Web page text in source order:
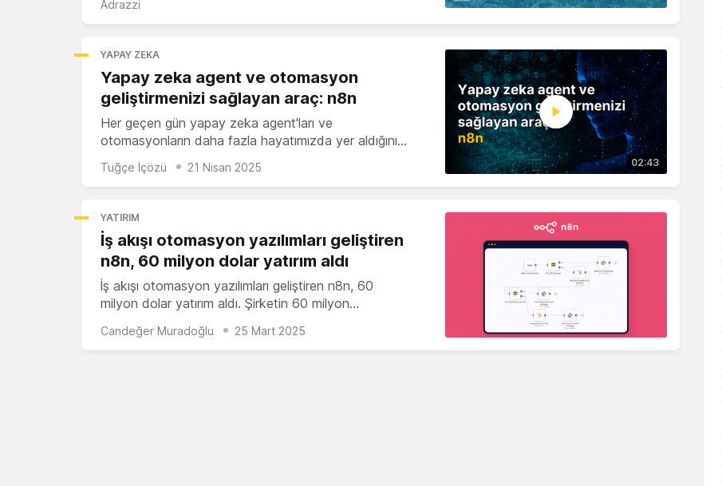
Adrazzi
YAPAY ZEKA
Yapay zeka agent ve otomasyon
geliştirmenizi sağlayan araç: n8n
Her geçen gün yapay zeka agent'ları ve
otomasyonların daha fazla hayatımızda yer aldığını…
02:43
Tuğçe İçözü 21 Nisan 2025
YATIRIM
İş akışı otomasyon yazılımları geliştiren
n8n, 60 milyon dolar yatırım aldı
İş akışı otomasyon yazılımları geliştiren n8n, 60
milyon dolar yatırım aldı. Şirketin 60 milyon…
Candeğer Muradoğlu 25 Mart 2025